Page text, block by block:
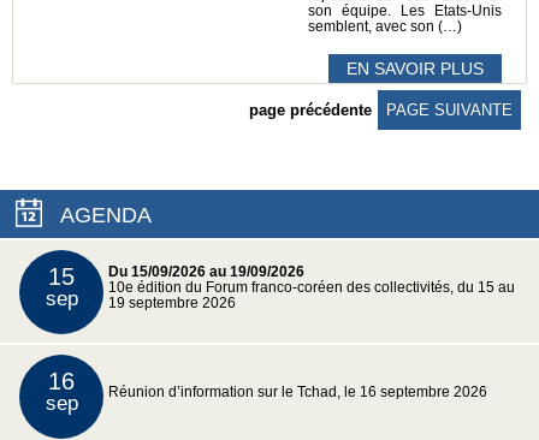
son équipe. Les Etats-Unis
semblent, avec son (…)
EN SAVOIR PLUS
page précédente PAGE SUIVANTE
AGENDA
15
sep
Du 15/09/2026 au 19/09/2026
10e édition du Forum franco-coréen des collectivités, du 15 au
19 septembre 2026
16
sep Réunion d’information sur le Tchad, le 16 septembre 2026